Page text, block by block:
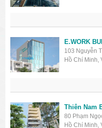
E.WORK
103 Nguyễn
Hồ Chí Minh,
Thiên Nam
80 Phạm
Hồ Chí Minh,